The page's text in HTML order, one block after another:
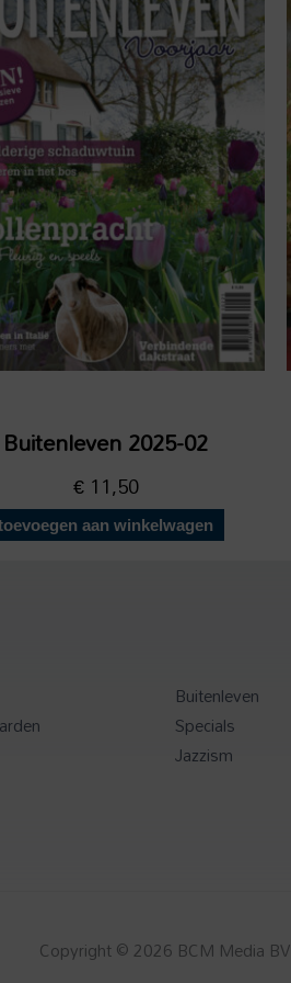
Buitenleven 2025-02
€11,50
aan winkelwagen
Buitenleven
Specials
Jazzism
Copyright © 2026 BCM Media BV